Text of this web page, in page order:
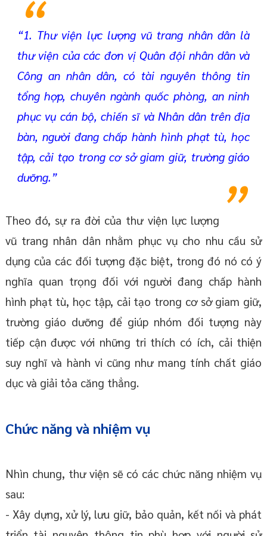
“1. Thư viện lực lượng vũ trang nhân dân là
thư viện của các đơn vị Quân đội nhân dân và
Công an nhân dân, có tài nguyên thông tin
tổng hợp, chuyên ngành quốc phòng, an ninh
phục vụ cán bộ, chiến sĩ và Nhân dân trên địa
bàn, người đang chấp hành hình phạt tù, học
tập, cải tạo trong cơ sở giam giữ, trường giáo
dưỡng.”
Theo đó, sự ra đời của thư viện lực lượng
vũ trang nhân dân nhằm phục vụ cho nhu cầu sử
dụng của các đối tượng đặc biệt, trong đó nó có ý
nghĩa quan trọng đối với người đang chấp hành
hình phạt tù, học tập, cải tạo trong cơ sở giam giữ,
trường giáo dưỡng để giúp nhóm đối tượng này
tiếp cận được với những tri thích có ích, cải thiện
suy nghĩ và hành vi cũng như mang tính chất giáo
dục và giải tỏa căng thẳng.
Chức năng và nhiệm vụ
Nhìn chung, thư viện sẽ có các chức năng nhiệm vụ
sau:
- Xây dựng, xử lý, lưu giữ, bảo quản, kết nối và phát